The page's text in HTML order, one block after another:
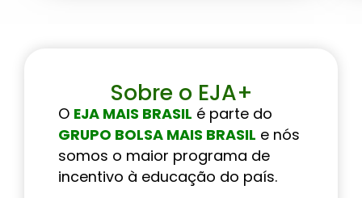
Sobre o EJA+
O EJA MAIS BRASIL é parte do
GRUPO BOLSA MAIS BRASIL e nós
somos o maior programa de
incentivo à educação do país.